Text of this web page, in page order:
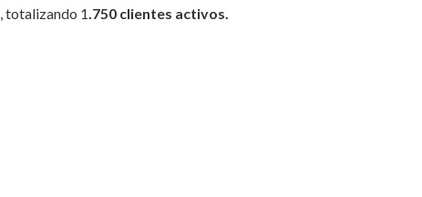
, totalizando 1.750 clientes activos.